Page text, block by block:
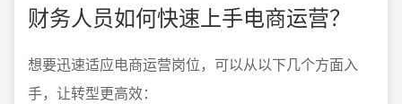
财务人员如何快速上手电商运营？
想要迅速适应电商运营岗位，可以从以下几个方面入
手，让转型更高效：